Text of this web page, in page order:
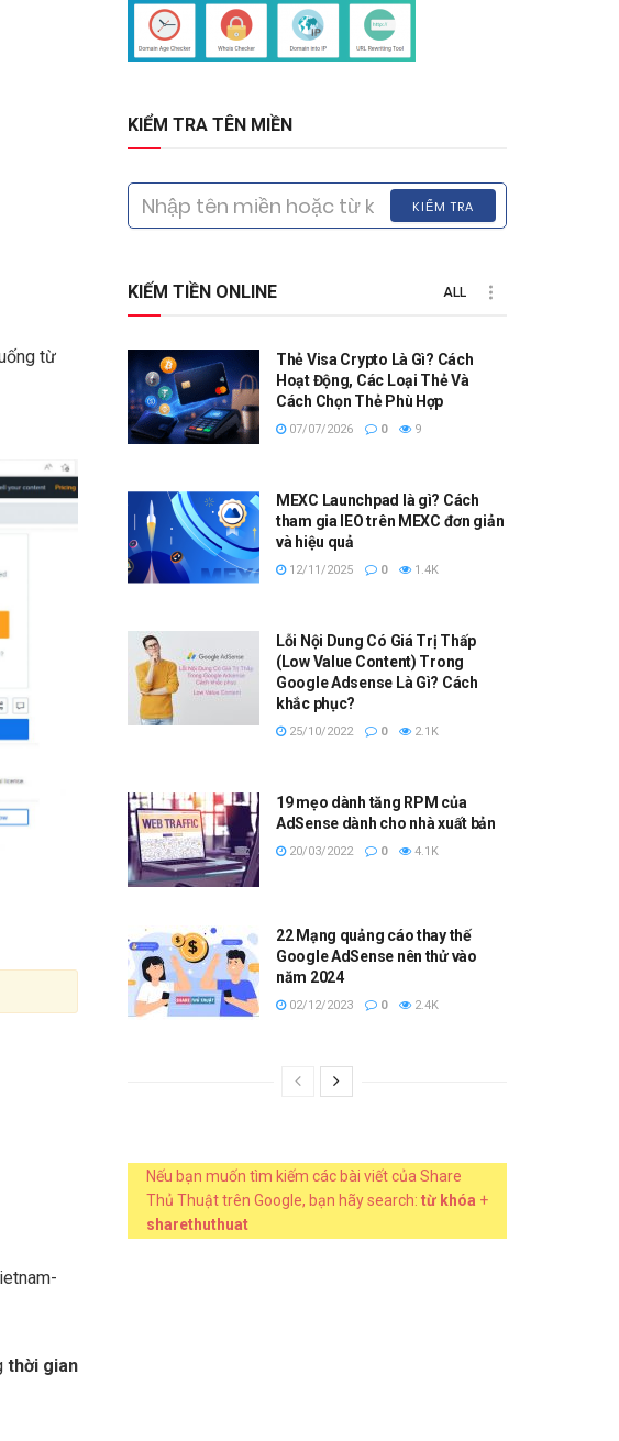
từ
thời gian
KIỂM TRA TÊN MIỀN
KIỂM TRA
KIẾM TIỀN ONLINE ALL
Thẻ Visa Crypto Là Gì? Cách
Hoạt Động, Các Loại Thẻ Và
Cách Chọn Thẻ Phù Hợp
07/07/2026 0 9
MEXC Launchpad là gì? Cách
tham gia IEO trên MEXC đơn giản
và hiệu quả
12/11/2025 0 1.4K
Lỗi Nội Dung Có Giá Trị Thấp
(Low Value Content) Trong
Google Adsense Là Gì? Cách
khắc phục?
25/10/2022 0 2.1K
19 mẹo dành tăng RPM của
AdSense dành cho nhà xuất bản
20/03/2022 0 4.1K
22 Mạng quảng cáo thay thế
Google AdSense nên thử vào
năm 2024
02/12/2023 0 2.4K
Nếu bạn muốn tìm kiếm các bài viết của Share
Thủ Thuật trên Google, bạn hãy search: từ khóa +
sharethuthuat